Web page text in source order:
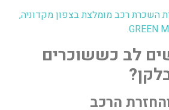
השכרת רכב מומלצת בצפון מקדוניה,
לב כששוכרים
הרכב